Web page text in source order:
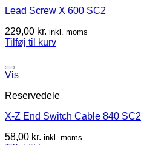
Lead Screw X 600 SC2
229,00 kr. inkl. moms
Tilføj til kurv
Vis
Reservedele
X-Z End Switch Cable 840 SC2
58,00 kr. inkl. moms